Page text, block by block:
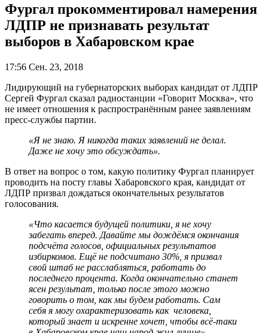
Фургал прокомментировал намерения
ЛДПР не признавать результат
выборов в Хабаровском крае
17:56 Сен. 23, 2018
Лидирующий на губернаторских выборах кандидат от ЛДПР
Сергей Фургал сказал радиостанции «Говорит Москва», что
не имеет отношения к распространённым ранее заявлениям
пресс-службы партии.
«Я не знаю. Я никогда таких заявлений не делал.
Даже не хочу это обсуждать».
В ответ на вопрос о том, какую политику Фургал планирует
проводить на посту главы Хабаровского края, кандидат от
ЛДПР призвал дождаться окончательных результатов
голосования.
«Что касается будущей политики, я не хочу
забегать вперед. Давайте мы дождёмся окончания
подсчёта голосов, официальных результатов
избиркомов. Ещё не подсчитано 30%, я призвал
свой штаб не расслабляться, работать до
последнего процента. Когда окончательно станет
ясен результат, только после этого можно
говорить о том, как мы будем работать. Сам
себя я могу охарактеризовать как человека,
который знает и искренне хочет, чтобы всё-таки